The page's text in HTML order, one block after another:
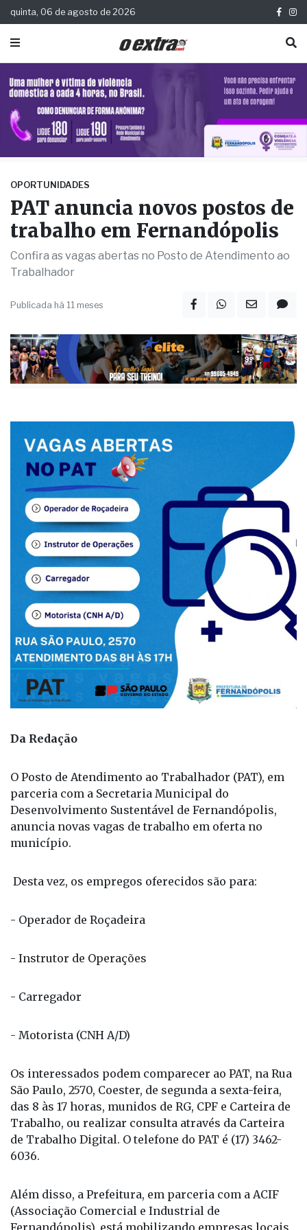
quinta, 06 de agosto de 2026
OPORTUNIDADES
PAT anuncia novos postos de
trabalho em Fernandópolis
Confira as vagas abertas no Posto de Atendimento ao
Trabalhador
Publicada há 11 meses
Da Redação
O Posto de Atendimento ao Trabalhador (PAT), em
parceria com a Secretaria Municipal do
Desenvolvimento Sustentável de Fernandópolis,
anuncia novas vagas de trabalho em oferta no
município.
Desta vez, os empregos oferecidos são para:
- Operador de Roçadeira
- Instrutor de Operações
- Carregador
- Motorista (CNH A/D)
Os interessados podem comparecer ao PAT, na Rua
São Paulo, 2570, Coester, de segunda a sexta-feira,
das 8 às 17 horas, munidos de RG, CPF e Carteira de
Trabalho, ou realizar consulta através da Carteira
de Trabalho Digital. O telefone do PAT é (17) 3462-
6036.
Além disso, a Prefeitura, em parceria com a ACIF
(Associação Comercial e Industrial de
Fernandópolis), está mobilizando empresas locais